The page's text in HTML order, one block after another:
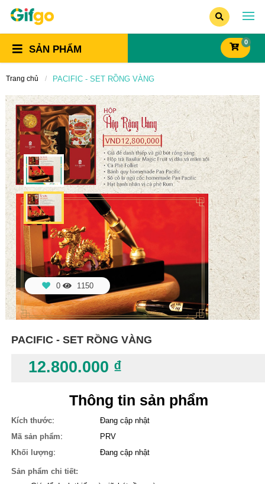
SẢN PHẨM
0
Trang chủ PACIFIC - SET RỒNG VÀNG
0 1150
PACIFIC - SET RỒNG VÀNG
12.800.000 ₫
Thông tin sản phẩm
Kích thước:
Đang cập nhật
Mã sản phẩm:
PRV
Khối lượng: Đang cập nhật
Sản phẩm chi tiết: